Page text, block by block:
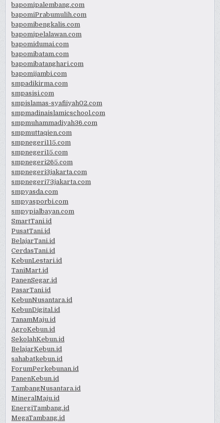
bapomipalembang.com
bapomiPrabumulih.com
bapomibengkalis.com
bapomipelalawan.com
bapomidumai.com
bapomibatam.com
bapomibatanghari.com
bapomijambi.com
smpadikirma.com
smpasisi.com
smpislamas-syafiiyah02.com
smpmadinaislamicschool.com
smpmuhammadiyah36.com
smpmuttaqien.com
smpnegeri115.com
smpnegeri15.com
smpnegeri265.com
smpnegeri3jakarta.com
smpnegeri73jakarta.com
smpyasda.com
smpyasporbi.com
smpypialbayan.com
SmartTani.id
PusatTani.id
BelajarTani.id
CerdasTani.id
KebunLestari.id
TaniMart.id
PanenSegar.id
PasarTani.id
KebunNusantara.id
KebunDigital.id
TanamMaju.id
AgroKebun.id
SekolahKebun.id
BelajarKebun.id
sahabatkebun.id
ForumPerkebunan.id
PanenKebun.id
TambangNusantara.id
MineralMaju.id
EnergiTambang.id
MegaTambang.id